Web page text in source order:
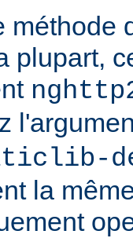
méthode
plupart,
la